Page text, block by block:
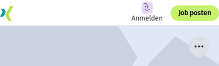
Anmelden
Job posten